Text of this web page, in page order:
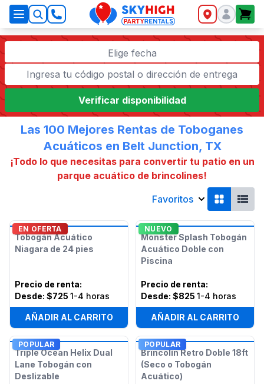
SkyHigh Logo
Elige fecha
Verificar disponibilidad
Las 100 Mejores Rentas de Toboganes
Acuáticos en Belt Junction, TX
¡Todo lo que necesitas para convertir tu patio en un
parque acuático de brincolines!
Favoritos
EN OFERTA
Tobogán Acuático
Niagara de 24 pies
Precio de renta:
Desde: $725 1-4 horas
AÑADIR AL CARRITO
NUEVO
Monster Splash Tobogán
Acuático Doble con
Piscina
Precio de renta:
Desde: $825 1-4 horas
AÑADIR AL CARRITO
POPULAR
Triple Ocean Helix Dual
Lane Tobogán con
Deslizable
POPULAR
Brincolín Retro Doble 18ft
(Seco o Tobogán
Acuático)